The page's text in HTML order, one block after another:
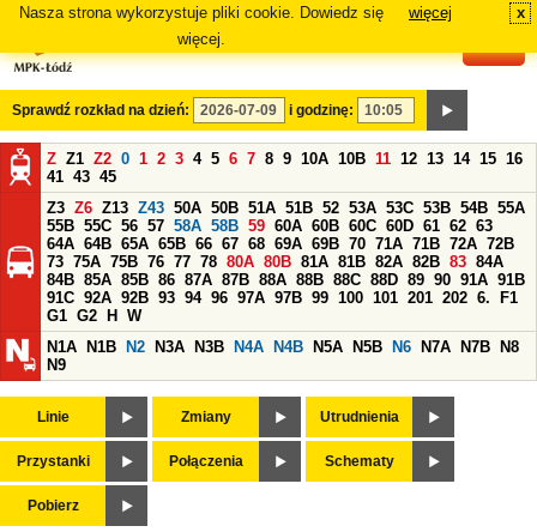
Nasza strona wykorzystuje pliki cookie. Dowiedz się
więcej.
więcej x
Sprawdź rozkład na dzień: i godzinę:
Z Z1 Z2 0 1 2 3 4 5 6 7 8 9 10A 10B 11 12 13 14 15 16
41 43 45
Z3 Z6 Z13 Z43 50A 50B 51A 51B 52 53A 53C 53B 54B 55A
55B 55C 56 57 58A 58B 59 60A 60B 60C 60D 61 62 63
64A 64B 65A 65B 66 67 68 69A 69B 70 71A 71B 72A 72B
73 75A 75B 76 77 78 80A 80B 81A 81B 82A 82B 83 84A
84B 85A 85B 86 87A 87B 88A 88B 88C 88D 89 90 91A 91B
91C 92A 92B 93 94 96 97A 97B 99 100 101 201 202 6.
F1
G1 G2 H
W
N1A
N1B N2 N3A N3B N4A N4B N5A N5B N6 N7A N7B
N8
N9
Linie Zmiany Utrudnienia
Przystanki Połączenia Schematy
Pobierz